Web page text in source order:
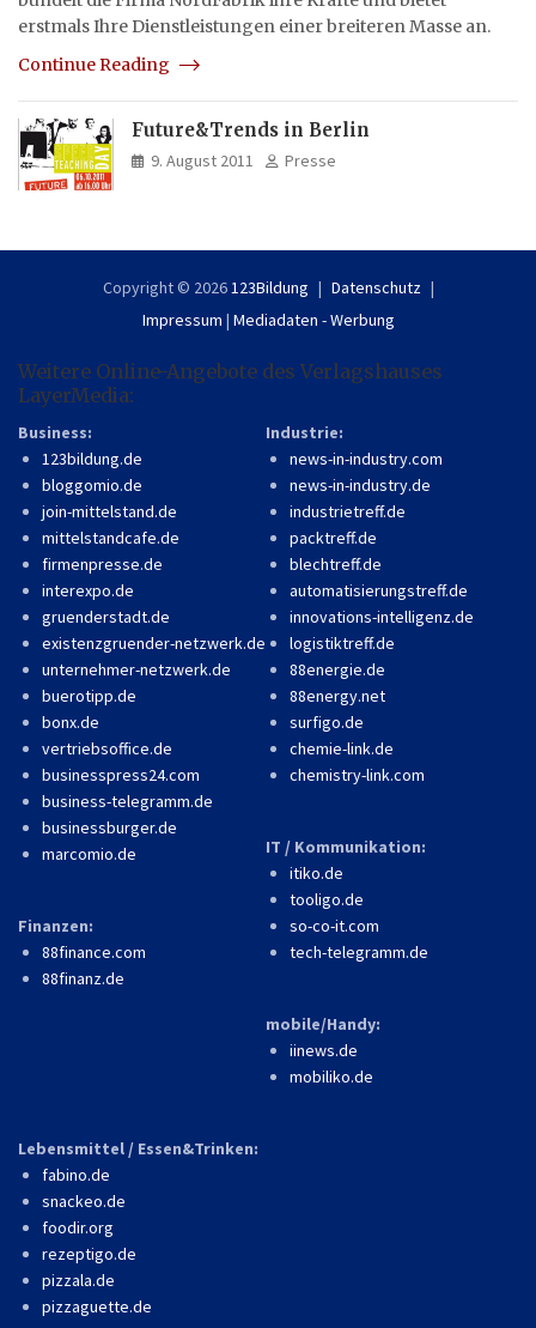
erstmals Ihre Dienstleistungen einer breiteren Masse an.
Continue Reading
Future&Trends in Berlin
9. August 2011 Presse
Copyright © 2026 123Bildung
Datenschutz
Impressum | Mediadaten - Werbung
Weitere Online-Angebote des Verlagshauses
LayerMedia:
Business:
123bildung.de
bloggomio.de
join-mittelstand.de
mittelstandcafe.de
firmenpresse.de
interexpo.de
gruenderstadt.de
existenzgruender-netzwerk.de
unternehmer-netzwerk.de
buerotipp.de
bonx.de
vertriebsoffice.de
businesspress24.com
business-telegramm.de
businessburger.de
marcomio.de
Finanzen:
88finance.com
88finanz.de
Industrie:
news-in-industry.com
news-in-industry.de
industrietreff.de
packtreff.de
blechtreff.de
automatisierungstreff.de
innovations-intelligenz.de
logistiktreff.de
88energie.de
88energy.net
surfigo.de
chemie-link.de
chemistry-link.com
IT / Kommunikation:
itiko.de
tooligo.de
so-co-it.com
tech-telegramm.de
mobile/Handy:
iinews.de
mobiliko.de
Lebensmittel / Essen&Trinken:
fabino.de
snackeo.de
foodir.org
rezeptigo.de
pizzala.de
pizzaguette.de